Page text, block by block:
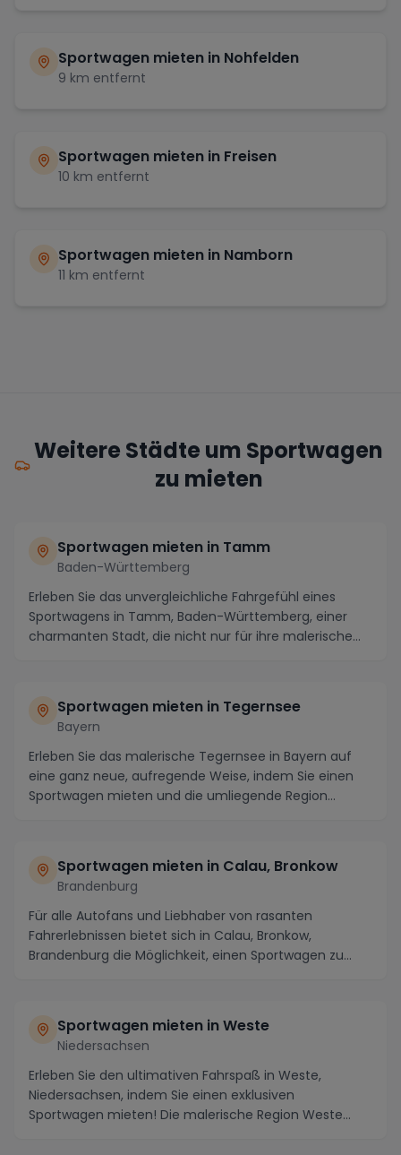
Sportwagen mieten in Nohfelden
9 km entfernt
Sportwagen mieten in Freisen
10 km entfernt
Sportwagen mieten in Namborn
11 km entfernt
Weitere Städte um Sportwagen
zu mieten
Sportwagen mieten in Tamm
Baden-Württemberg
Erleben Sie das unvergleichliche Fahrgefühl eines
Sportwagens in Tamm, Baden-Württemberg, einer
charmanten Stadt, die nicht nur für ihre malerische
Sportwagen mieten in Tegernsee
Bayern
Erleben Sie das malerische Tegernsee in Bayern auf
eine ganz neue, aufregende Weise, indem Sie einen
Sportwagen mieten und die umliegende Region
Sportwagen mieten in Calau, Bronkow
Brandenburg
Für alle Autofans und Liebhaber von rasanten
Fahrerlebnissen bietet sich in Calau, Bronkow,
Brandenburg die Möglichkeit, einen Sportwagen zu
Sportwagen mieten in Weste
Niedersachsen
Erleben Sie den ultimativen Fahrspaß in Weste,
Niedersachsen, indem Sie einen exklusiven
Sportwagen mieten! Die malerische Region Weste